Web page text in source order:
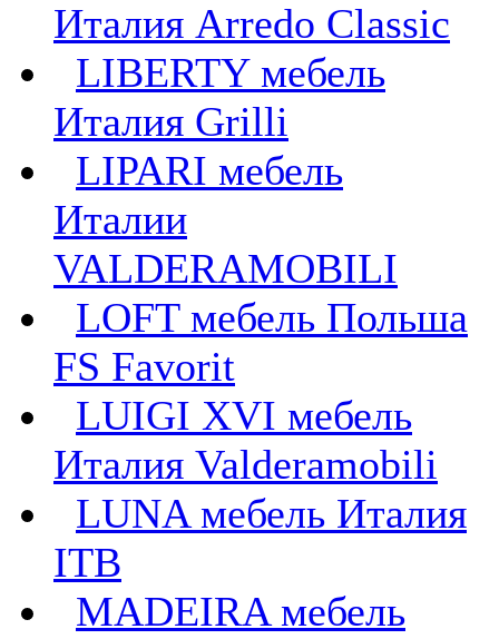
Италия Arredo Classic
LIBERTY мебель
Италия Grilli
LIPARI мебель
Италии
VALDERAMOBILI
LOFT мебель Польша
FS Favorit
LUIGI XVI мебель
Италия Valderamobili
LUNA мебель Италия
ITB
MADEIRA мебель